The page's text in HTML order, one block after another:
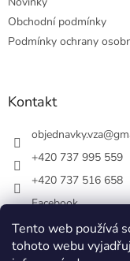
Tento web používá
tohoto webu
Obchodní podmínky
Podmínky ochrany
Kontakt
objednavky.vza@
+420 737 995 559
+420 737 516 658
Facebook
vsezakatu/
+420 737 516 658